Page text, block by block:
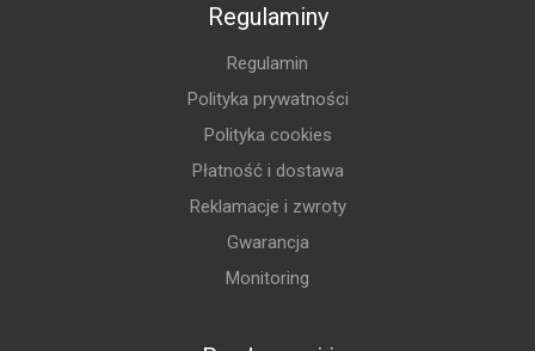
Regulaminy
Regulamin
Polityka prywatności
Polityka cookies
Płatność i dostawa
Reklamacje i zwroty
Gwarancja
Monitoring